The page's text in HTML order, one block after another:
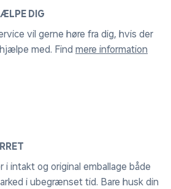
DIG
vil gerne høre fra dig, hvis der
med. Find mere information
i intakt og original emballage både
i ubegrænset tid. Bare husk din